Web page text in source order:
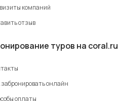
компаний
отзыв
туров на coral.ru
забронировать онлайн
оплаты